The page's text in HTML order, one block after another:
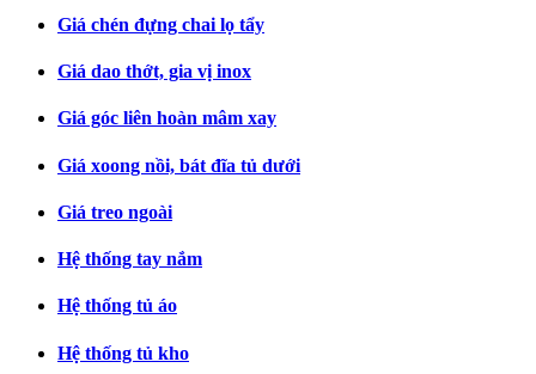
Giá chén đựng chai lọ tẩy
Giá dao thớt, gia vị inox
Giá góc liên hoàn mâm xay
Giá xoong nồi, bát đĩa tủ dưới
Giá treo ngoài
Hệ thống tay nắm
Hệ thống tủ áo
Hệ thống tủ kho